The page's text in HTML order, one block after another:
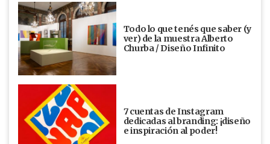
Todo lo que tenés que saber (y
ver) de la muestra Alberto
Churba / Diseño Infinito
7 cuentas de Instagram
dedicadas al branding: ¡diseño
e inspiración al poder!